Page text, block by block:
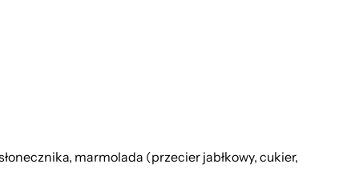
marmolada (przecier jabłkowy, cukier,